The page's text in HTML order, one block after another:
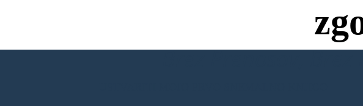
Brez Prenosov,